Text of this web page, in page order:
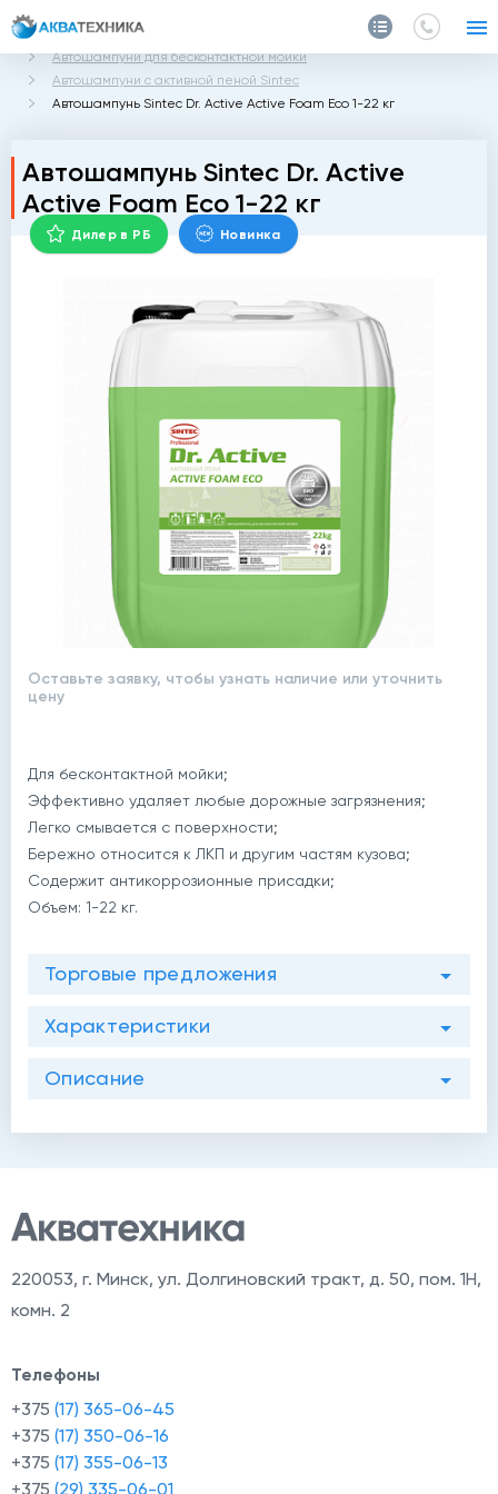
Главная Каталог
Автошампуни для бесконтактной мойки
Автошампуни с активной пеной Sintec
Автошампунь Sintec Dr. Active Active Foam Eco 1-22 кг
Автошампунь Sintec Dr. Active
Active Foam Eco 1-22 кг
Дилер в РБ Новинка
Оставьте заявку, чтобы узнать наличие или уточнить
цену
Для бесконтактной мойки;
Эффективно удаляет любые дорожные загрязнения;
Легко смывается с поверхности;
Бережно относится к ЛКП и другим частям кузова;
Содержит антикоррозионные присадки;
Объем: 1-22 кг.
Торговые предложения
Характеристики
Описание
220053, г. Минск, ул. Долгиновский тракт, д. 50, пом. 1Н,
комн. 2
Телефоны
+375 (17) 365-06-45
+375 (17) 350-06-16
+375 (17) 355-06-13
+375 (29) 335-06-01